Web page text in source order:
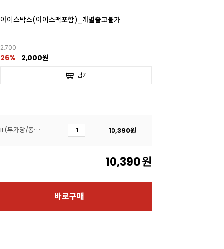
아이스박스(아이스팩포함)_개별출고불가
2,700
26% 2,000원
담기
[페이장브레통]휘핑크림 1L(무가당/동물성) 10,390원
10,390원
바로구매